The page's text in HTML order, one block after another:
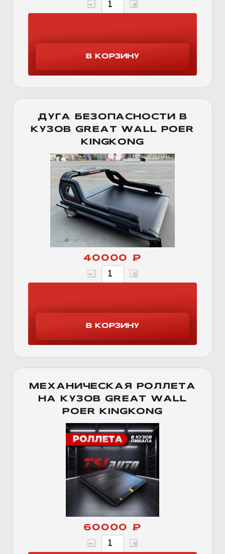
ДУГА БЕЗОПАСНОСТИ В
КУЗОВ GREAT WALL POER
KINGKONG
40000 ₽
МЕХАНИЧЕСКАЯ РОЛЛЕТА
НА КУЗОВ GREAT WALL
POER KINGKONG
60000 ₽